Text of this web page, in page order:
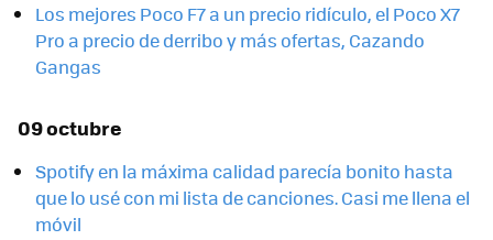
Los mejores Poco F7 a un precio ridículo, el Poco X7
Pro a precio de derribo y más ofertas, Cazando
Gangas
09 octubre
Spotify en la máxima calidad parecía bonito hasta
que lo usé con mi lista de canciones. Casi me llena el
móvil